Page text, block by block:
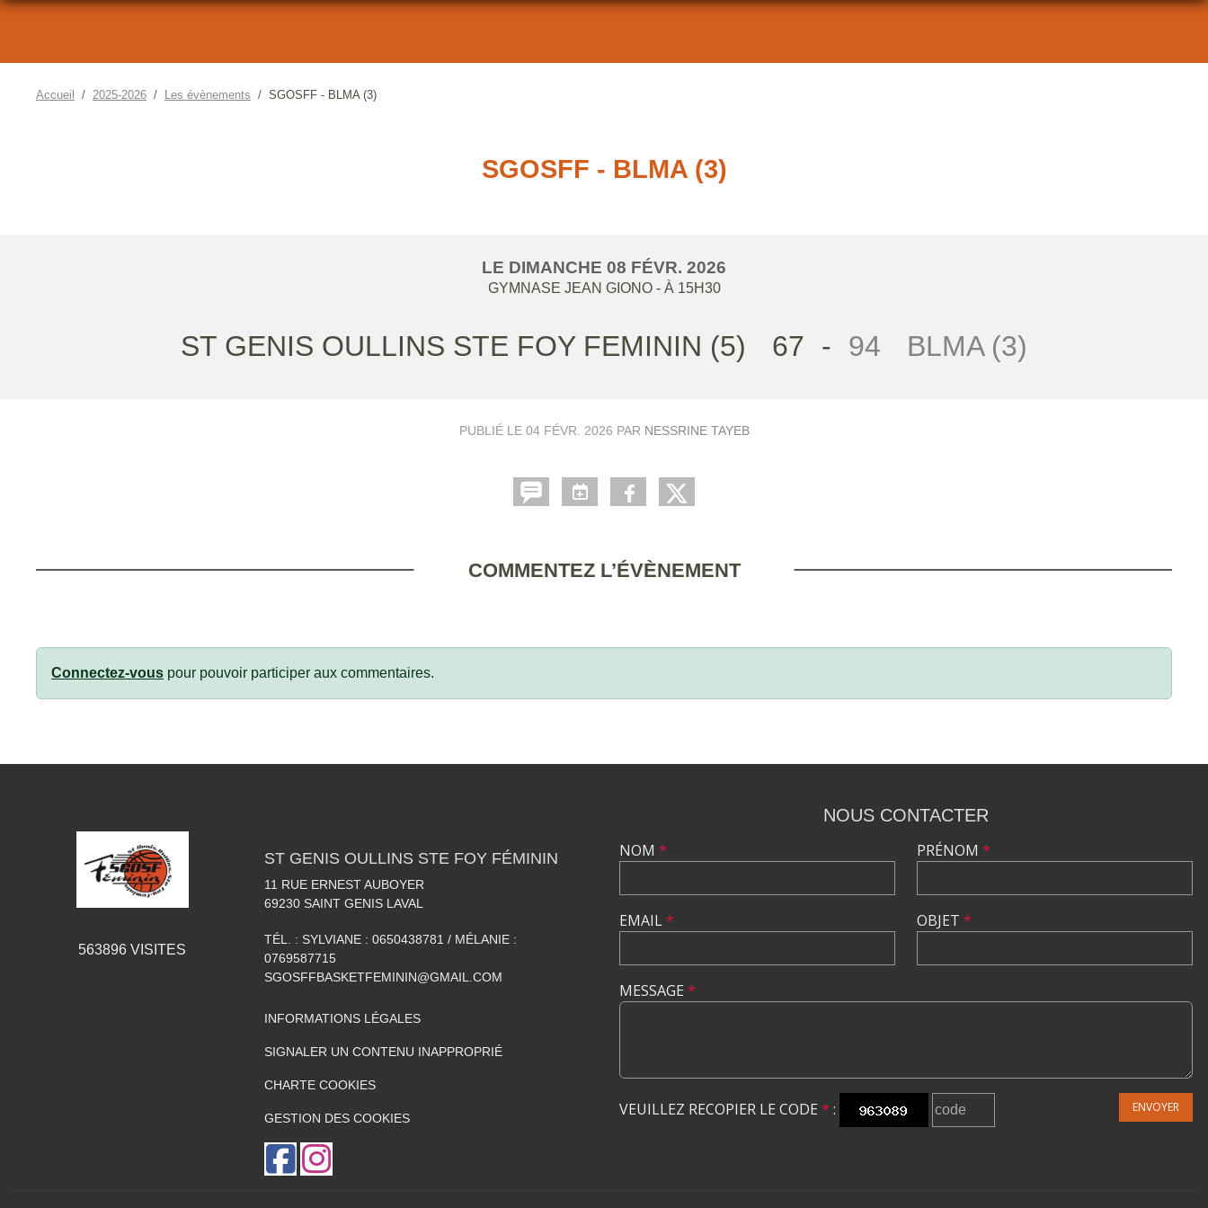
Accueil 2025-2026 Les évènements SGOSFF - BLMA (3)
SGOSFF - BLMA (3)
LE DIMANCHE 08 FÉVR. 2026
GYMNASE JEAN GIONO - À 15H30
ST GENIS OULLINS STE FOY FEMININ (5) 67 - 94 BLMA (3)
PUBLIÉ LE 04 FÉVR. 2026 PAR NESSRINE TAYEB
COMMENTEZ L’ÉVÈNEMENT
Connectez-vous pour pouvoir participer aux commentaires.
563896 VISITES
ST GENIS OULLINS STE FOY FÉMININ
11 RUE ERNEST AUBOYER
69230 SAINT GENIS LAVAL
TÉL. : SYLVIANE : 0650438781 / MÉLANIE :
0769587715
SGOSFFBASKETFEMININ@GMAIL.COM
INFORMATIONS LÉGALES
SIGNALER UN CONTENU INAPPROPRIÉ
CHARTE COOKIES
GESTION DES COOKIES
NOUS CONTACTER
NOM *
EMAIL*
PRÉNOM *
OBJET *
MESSAGE *
VEUILLEZ RECOPIER LE CODE * : ENVOYER